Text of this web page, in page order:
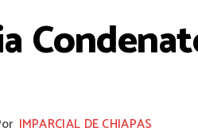
IMPARCIAL DE CHIAPAS